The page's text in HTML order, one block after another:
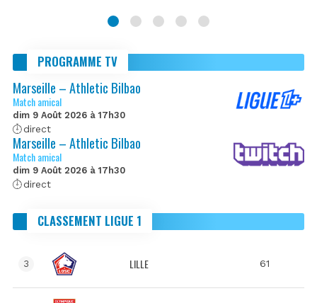
PROGRAMME TV
Marseille – Athletic Bilbao
Match amical
dim 9 Août 2026 à 17h30
direct
Marseille – Athletic Bilbao
Match amical
dim 9 Août 2026 à 17h30
direct
CLASSEMENT LIGUE 1
3 LILLE 61